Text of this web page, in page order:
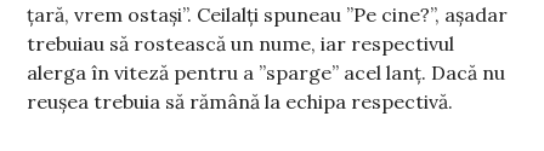
țară, vrem ostași”. Ceilalți spuneau ”Pe cine?”, așadar
trebuiau să rostească un nume, iar respectivul
alerga în viteză pentru a ”sparge” acel lanț. Dacă nu
reușea trebuia să rămână la echipa respectivă.